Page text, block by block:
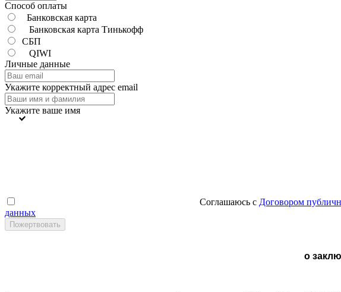
Способ оплаты
Банковская карта
Банковская карта Тинькофф
СБП
QIWI
Личные данные
Укажите корректный адрес email
Укажите ваше имя
Соглашаюсь с Договором
данных
о